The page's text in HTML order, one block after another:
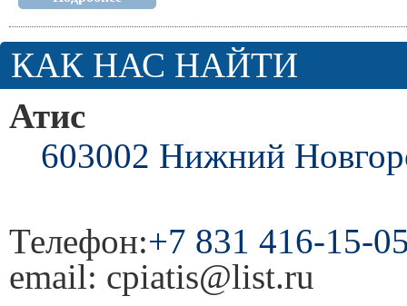
КАК НАС НАЙТИ
Атис
603002 Нижний
Телефон:+7 831 416-15-
email: cpiatis@list.ru